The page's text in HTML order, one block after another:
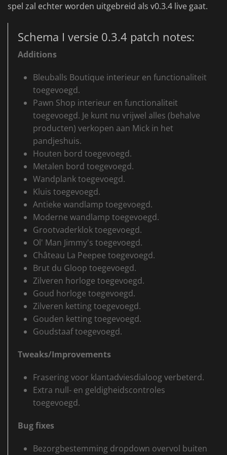
spel zal echter worden uitgebreid als v0.3.4 live gaat.
Schema I versie 0.3.4 patch notes:
Additions
Bleuballs Boutique interieur en functionaliteit
toegevoegd.
Pawn Shop interieur en functionaliteit
toegevoegd. Je kunt nu vrijwel alles (behalve
producten) verkopen aan Mick in het
pandjeshuis.
Houten bord toegevoegd.
Metalen bord toegevoegd.
Wandplank toegevoegd.
Kluis toegevoegd.
Antieke wandlamp toegevoegd.
Moderne wandlamp toegevoegd.
Grootvaderklok toegevoegd.
Ol' Man Jimmy's toegevoegd.
Château La Peepee toegevoegd.
Brut du Gloop toegevoegd.
Zilveren horloge toegevoegd.
Goud horloge toegevoegd.
Zilveren ketting toegevoegd.
Gouden ketting toegevoegd.
Goudstaaf toegevoegd.
Tweaks/Improvements
Frasering voor klantadviesdialoog verbeterd.
Extra null- en geldigheidscontroles
toegevoegd.
Bug fixes
Bezorgbestemming dropdown overvol buiten